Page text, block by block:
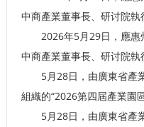
中商產業董事長、研讨院
2026年5月29日，應惠
中商產業董事長、研讨院
5月28日，由廣東省產
組織的“2026第四屆產業園
5月28日，由廣東省產